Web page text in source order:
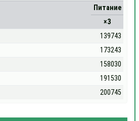
Питание
×3
139743
173243
158030
191530
200745